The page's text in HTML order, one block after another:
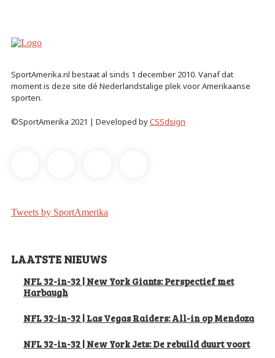
SportAmerika.nl bestaat al sinds 1 december 2010. Vanaf dat
moment is deze site dé Nederlandstalige plek voor Amerikaanse
sporten.
©SportAmerika 2021 | Developed byCSSdsign
Tweets by SportAmerika
LAATSTE NIEUWS
NFL 32-in-32 | New York Giants: Perspectief met
Harbaugh
NFL 32-in-32 | Las Vegas Raiders: All-in op Mendoza
NFL 32-in-32 | New York Jets: De rebuild duurt voort